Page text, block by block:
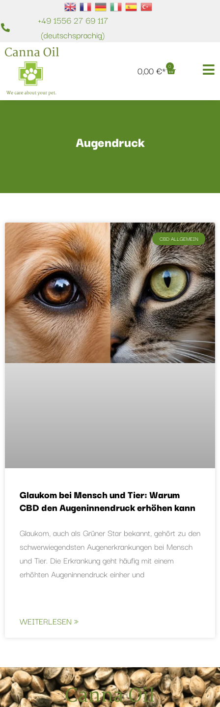
+49 1556 27 69 117
(deutschsprachig)
0,00€ 0
Augendruck
CBD ALLGEMEIN
Glaukom bei Mensch und Tier: Warum
CBD den Augeninnendruck erhöhen kann
Glaukom, auch als Grüner Star bekannt, gehört zu den
schwerwiegendsten Augenerkrankungen bei Mensch
und Tier. Die Erkrankung geht häufig mit einem
erhöhten Augeninnendruck einher und
WEITERLESEN »